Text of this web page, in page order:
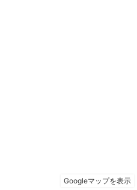
Googleマップを表示